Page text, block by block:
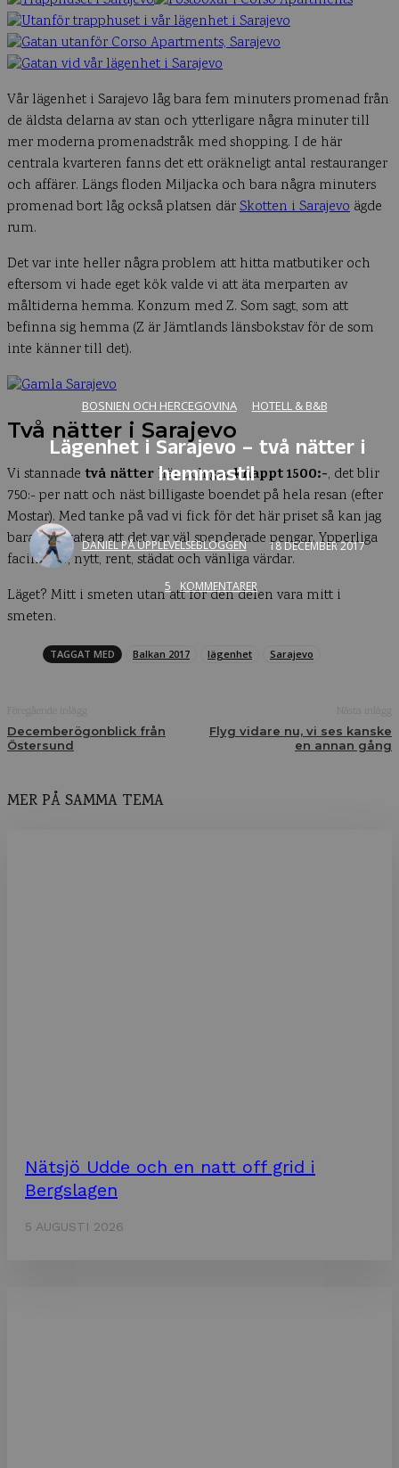
BOSNIEN OCH HERCEGOVINA HOTELL & B&B
Lägenhet i Sarajevo – två nätter i
hemmastil
DANIEL PÅ UPPLEVELSEBLOGGEN 18 DECEMBER 2017
5 KOMMENTARER
Vår lägenhet i Sarajevo låg bara fem minuters promenad från
de äldsta delarna av stan och ytterligare några minuter till
mer moderna promenadstråk med shopping. I de här
centrala kvarteren fanns det ett oräkneligt antal restauranger
och affärer. Längs floden Miljacka och bara några minuters
promenad bort låg också platsen därSkotten i Sarajevo ägde
rum.
Det var inte heller några problem att hitta matbutiker och
eftersom vi hade eget kök valde vi att äta merparten av
måltiderna hemma. Konzum med Z. Som sagt, som att
befinna sig hemma (Z är Jämtlands länsbokstav för de som
inte känner till det).
Två nätter i Sarajevo
Vi stannade två nätter här och gavknappt 1500:-, det blir
750:- per natt och näst billigaste boendet på hela resan (efter
Mostar). Med tanke på vad vi fick för det här priset så kan jag
bara konstatera att det var väl spenderade pengar. Ypperliga
faciliteter, nytt, rent, städat och vänliga värdar.
Läget? Mitt i smeten utan att för den delen vara mitt i
smeten.
TAGGAT MED Balkan 2017 lägenhet Sarajevo
Decemberögonblick från
Östersund
Flyg vidare nu, vi ses kanske
en annan gång
MER PÅ SAMMA TEMA
Nätsjö Udde och en natt off grid i
Bergslagen
5 AUGUSTI 2026